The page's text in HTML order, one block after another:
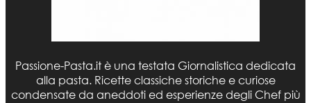
Passione-Pasta.it è una testata Giornalistica dedicata
alla pasta. Ricette classiche storiche e curiose
condensate da aneddoti ed esperienze degli Chef più